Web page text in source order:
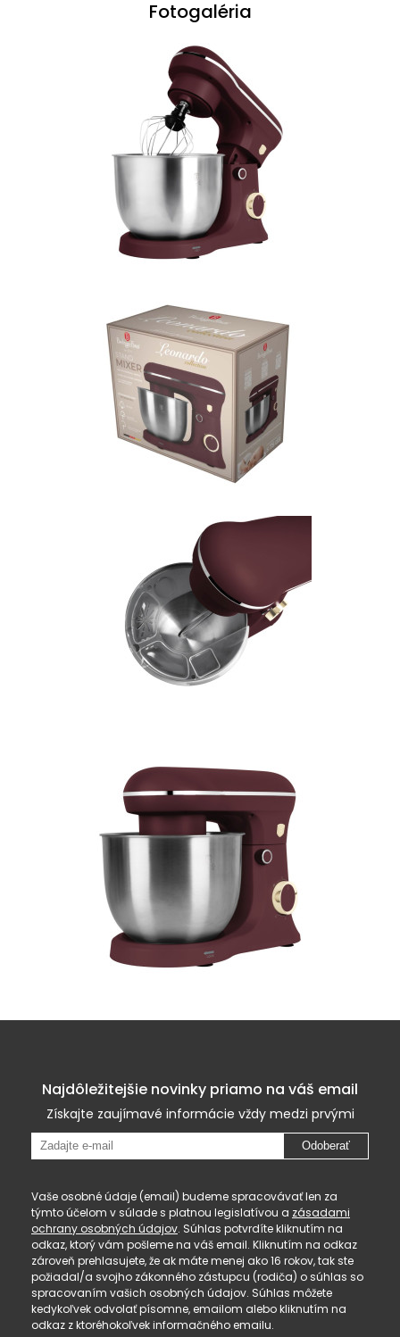
Fotogaléria
Najdôležitejšie novinky priamo na váš email
Získajte zaujímavé informácie vždy medzi prvými
Odoberať
Vaše osobné údaje (email) budeme spracovávať len za
týmto účelom v súlade s platnou legislatívou a zásadami
ochrany osobných údajov. Súhlas potvrdíte kliknutím na
odkaz, ktorý vám pošleme na váš email. Kliknutím na odkaz
zároveň prehlasujete, že ak máte menej ako 16 rokov, tak ste
požiadal/a svojho zákonného zástupcu (rodiča) o súhlas so
spracovaním vašich osobných údajov. Súhlas môžete
kedykoľvek odvolať písomne, emailom alebo kliknutím na
odkaz z ktoréhokoľvek informačného emailu.